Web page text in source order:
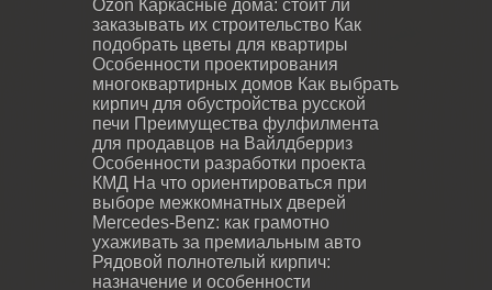
Ozon Каркасные дома: стоит ли
заказывать их строительство Как
подобрать цветы для квартиры
Особенности проектирования
многоквартирных домов Как выбрать
кирпич для обустройства русской
печи Преимущества фулфилмента
для продавцов на Вайлдберриз
Особенности разработки проекта
КМД На что ориентироваться при
выборе межкомнатных дверей
Mercedes-Benz: как грамотно
ухаживать за премиальным авто
Рядовой полнотелый кирпич:
назначение и особенности